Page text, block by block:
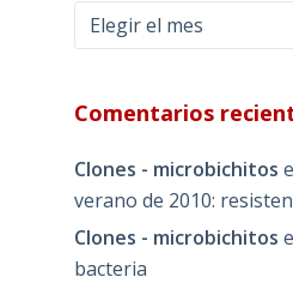
Archivos
Comentarios
Clones - microbichitos
verano de 2010:
Clones - microbichitos
bacteria